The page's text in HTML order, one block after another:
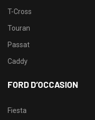
T-Cross
Touran
Passat
Caddy
FORD D’OCCASION
Fiesta